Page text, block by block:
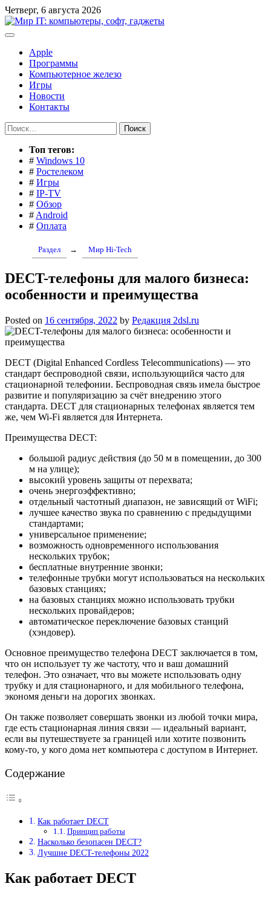
Перейти
к
содержимому
Четверг, 6 августа 2026
Apple
Программы
Компьютерное железо
Игры
Новости
Контакты
Найти:
Toп тегов:
# Windows 10
# Ростелеком
# Игры
# IP-TV
# Обзор
# Android
# Оплата
Раздел → Мир Hi-Tech
DECT-телефоны для малого бизнеса:
особенности и преимущества
Posted on 16 сентября, 2022 by Редакция 2dsl.ru
DECT (Digital Enhanced Cordless Telecommunications) — это
стандарт беспроводной связи, использующийся часто для
стационарной телефонии. Беспроводная связь имела быстрое
развитие и популяризацию за счёт внедрению этого
стандарта. DECT для стационарных телефонах является тем
же, чем Wi-Fi является для Интернета.
Преимущества DECT:
большой радиус действия (до 50 м в помещении, до 300
м на улице);
высокий уровень защиты от перехвата;
очень энергоэффективно;
отдельный частотный диапазон, не зависящий от WiFi;
лучшее качество звука по сравнению с предыдущими
стандартами;
универсальное применение;
возможность одновременного использования
нескольких трубок;
бесплатные внутренние звонки;
телефонные трубки могут использоваться на нескольких
базовых станциях;
на базовых станциях можно использовать трубки
нескольких провайдеров;
автоматическое переключение базовых станций
(хэндовер).
Основное преимущество телефона DECT заключается в том,
что он использует ту же частоту, что и ваш домашний
телефон. Это означает, что вы можете использовать одну
трубку и для стационарного, и для мобильного телефона,
экономя деньги на дорогих звонках.
Он также позволяет совершать звонки из любой точки мира,
где есть стационарная линия связи — идеальный вариант,
если вы путешествуете за границей или хотите позвонить
кому-то, у кого дома нет компьютера с доступом в Интернет.
Содержание
Как работает DECT
Принцип работы
Насколько безопасен DECT?
Лучшие DECT-телефоны 2022
Как работает DECT